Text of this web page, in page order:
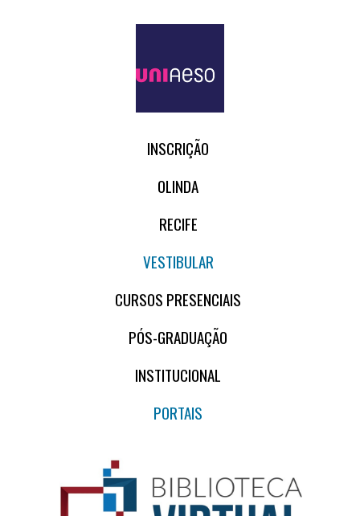
INSCRIÇÃO
OLINDA
RECIFE
VESTIBULAR
CURSOS PRESENCIAIS
PÓS-GRADUAÇÃO
INSTITUCIONAL
PORTAIS